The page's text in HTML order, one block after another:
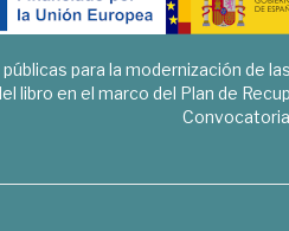
públicas para la modernización de
libro en el marco del Plan de